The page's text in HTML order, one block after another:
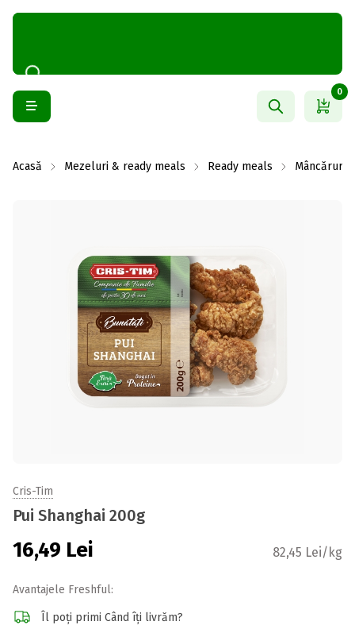
0
Acasă Mezeluri & ready meals Ready meals Mâncăruri
Cris-Tim
Pui Shanghai 200g
16,49 Lei 82,45 Lei/kg
Avantajele Freshful:
Îl poți primi Când îți livrăm?